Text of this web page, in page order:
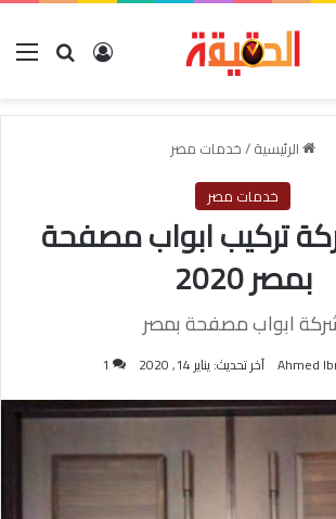
بحث عنتسجيل
الرئيسية/خدمات مصر
خدمات مصر
تركيب ابواب مصفحة
بمصر 2020
ابواب مصفحة بمصر
Ahmed آخر تحديث: يناير 14, 2020 1